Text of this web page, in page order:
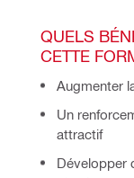
QUELS
CETTE
Augmenter
Un
attractif
Développer